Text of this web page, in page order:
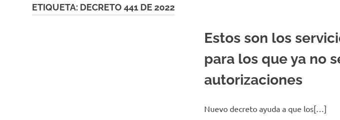
contenidola
ETIQUETA: DECRETO 441 DE 2022
Estos son los
para los que ya no
autorizaciones
Nuevo decreto ayuda a que los[…]